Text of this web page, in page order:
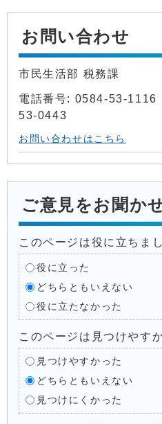
お問い合わせ
市民生活部 税務課
電話番号: 0584-53-
53-0443
お問い合わせはこちら
ご意見をお聞か
このページは役に立ちま
役に立った
どちらともいえない
役に立たなかった
このページは見つけやす
見つけやすかった
どちらともいえない
見つけにくかった